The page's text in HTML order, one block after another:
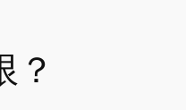
？